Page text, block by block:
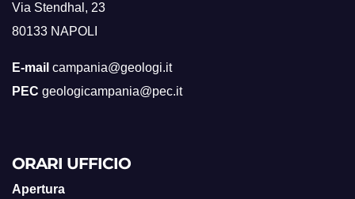
Via Stendhal, 23
80133 NAPOLI
E-mail campania@geologi.it
PEC geologicampania@pec.it
ORARI UFFICIO
Apertura